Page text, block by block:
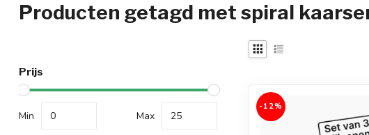
Producten getagd met spiral
Prijs
Min Max
-12%